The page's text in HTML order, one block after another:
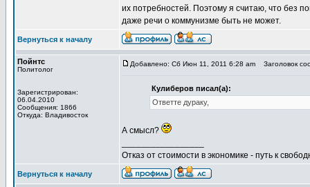
их потребностей. Поэтому я считаю, что без
даже речи о коммунизме быть не может.
Вернуться к началу
Пойнтс
Политолог
Зарегистрирован:
06.04.2010
Сообщения: 1866
Откуда: Владивосток
Добавлено: Сб Июн 11, 2011 6:28 am Заголовок
Кулиберов писал(а):
Ответте дураку,
А смысл?
Отказ от стоимости в экономике - путь к
Вернуться к началу